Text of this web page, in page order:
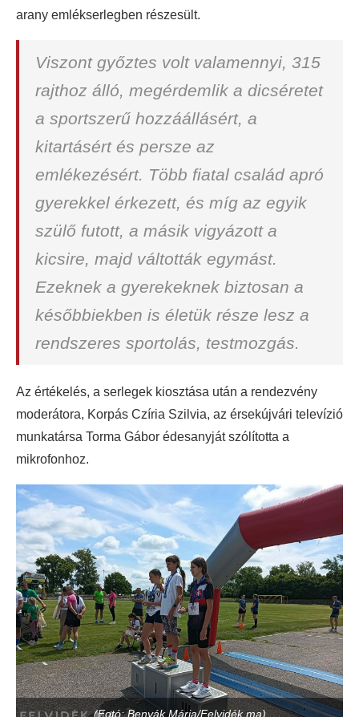
arany emlékserlegben részesült.
Viszont győztes volt valamennyi, 315
rajthoz álló, megérdemlik a dicséretet
a sportszerű hozzáállásért, a
kitartásért és persze az
emlékezésért. Több fiatal család apró
gyerekkel érkezett, és míg az egyik
szülő futott, a másik vigyázott a
kicsire, majd váltották egymást.
Ezeknek a gyerekeknek biztosan a
későbbiekben is életük része lesz a
rendszeres sportolás, testmozgás.
Az értékelés, a serlegek kiosztása után a rendezvény
moderátora, Korpás Czíria Szilvia, az érsekújvári televízió
munkatársa Torma Gábor édesanyját szólította a
mikrofonhoz.
(Fotó: Benyák Mária/Felvidék.ma)